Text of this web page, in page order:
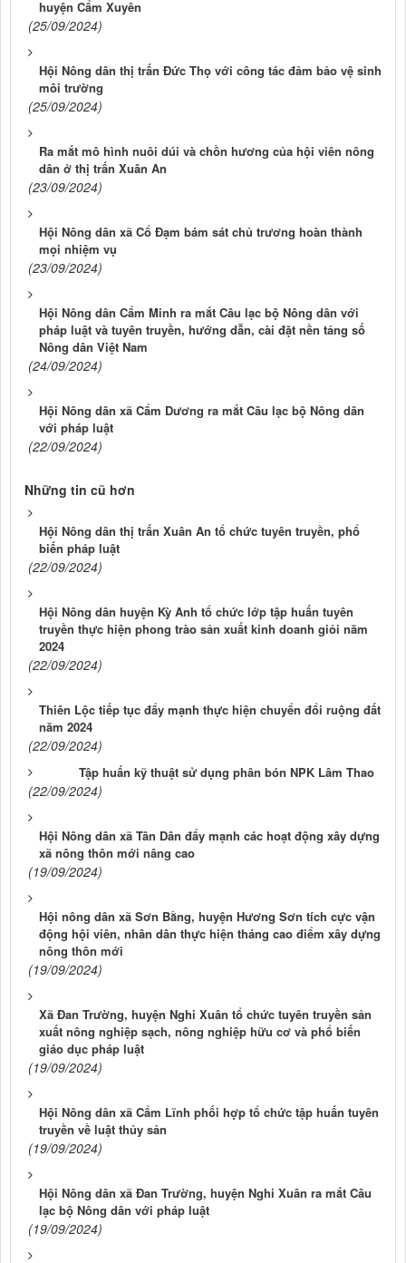
huyện Cẩm Xuyên
(25/09/2024)
Hội Nông dân thị trấn Đức Thọ với công tác đảm bảo vệ sinh
môi trường
(25/09/2024)
Ra mắt mô hình nuôi dúi và chồn hương của hội viên nông
dân ở thị trấn Xuân An
(23/09/2024)
Hội Nông dân xã Cổ Đạm bám sát chủ trương hoàn thành
mọi nhiệm vụ
(23/09/2024)
Hội Nông dân Cẩm Minh ra mắt Câu lạc bộ Nông dân với
pháp luật và tuyên truyền, hướng dẫn, cài đặt nền tảng số
Nông dân Việt Nam
(24/09/2024)
Hội Nông dân xã Cẩm Dương ra mắt Câu lạc bộ Nông dân
với pháp luật
(22/09/2024)
Những tin cũ hơn
Hội Nông dân thị trấn Xuân An tổ chức tuyên truyền, phổ
biến pháp luật
(22/09/2024)
Hội Nông dân huyện Kỳ Anh tổ chức lớp tập huấn tuyên
truyền thực hiện phong trào sản xuất kinh doanh giỏi năm
2024
(22/09/2024)
Thiên Lộc tiếp tục đẩy mạnh thực hiện chuyển đổi ruộng đất
năm 2024
(22/09/2024)
Tập huấn kỹ thuật sử dụng phân bón NPK Lâm Thao
(22/09/2024)
Hội Nông dân xã Tân Dân đẩy mạnh các hoạt động xây dựng
xã nông thôn mới nâng cao
(19/09/2024)
Hội nông dân xã Sơn Bằng, huyện Hương Sơn tích cực vận
động hội viên, nhân dân thực hiện tháng cao điểm xây dựng
nông thôn mới
(19/09/2024)
Xã Đan Trường, huyện Nghi Xuân tổ chức tuyên truyền sản
xuất nông nghiệp sạch, nông nghiệp hữu cơ và phổ biến
giáo dục pháp luật
(19/09/2024)
Hội Nông dân xã Cẩm Lĩnh phối hợp tổ chức tập huấn tuyên
truyền về luật thủy sản
(19/09/2024)
Hội Nông dân xã Đan Trường, huyện Nghi Xuân ra mắt Câu
lạc bộ Nông dân với pháp luật
(19/09/2024)